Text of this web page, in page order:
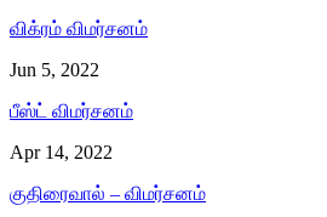
விக்ரம் விமர்சனம்
Jun 5, 2022
பீஸ்ட் விமர்சனம்
Apr 14, 2022
குதிரைவால் – விமர்சனம்